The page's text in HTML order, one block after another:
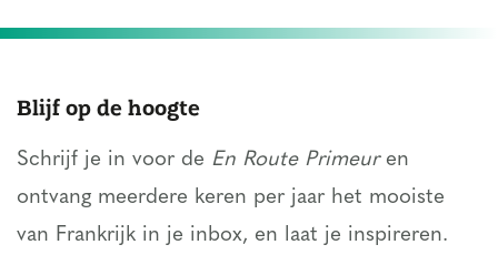
Blijf op de hoogte
Schrijf je in voor de En Route Primeuren
ontvang meerdere keren per jaar het mooiste
van Frankrijk in je inbox, en laat je inspireren.